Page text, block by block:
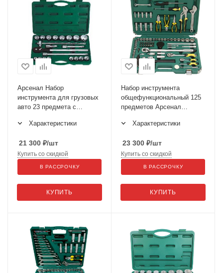
Арсенал Набор
инструмента для грузовых
авто 23 предмета с
C341T23 3/4"
Характеристики
21 300 ₽/шт
КУПИТЬ
Купить со скидкой
В РАССРОЧКУ
Набор инструмента
общефункциональный 125
предметов Арсенал
Характеристики
23 300 ₽/шт
КУПИТЬ
Купить со скидкой
В РАССРОЧКУ